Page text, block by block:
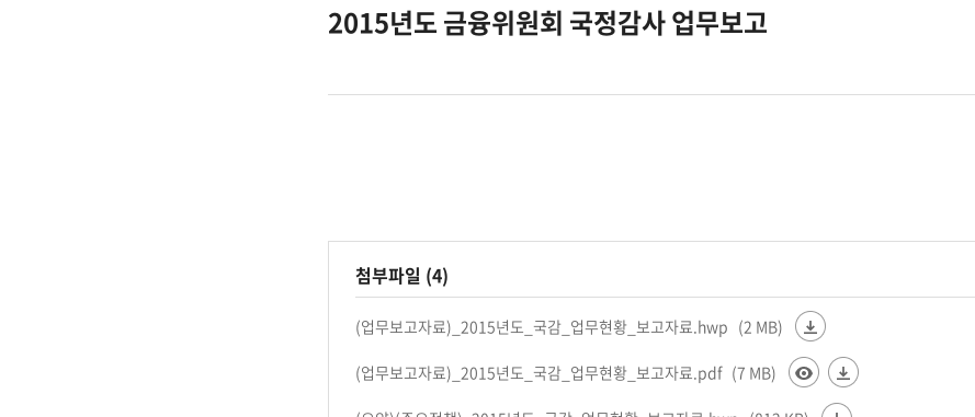
2015년도 금융위원회 국정감사 업무보고
첨부파일 (4)
(업무보고자료)_2015년도_국감_업무현황_보고자료.hwp (2 MB)
(업무보고자료)_2015년도_국감_업무현황_보고자료.pdf (7 MB)